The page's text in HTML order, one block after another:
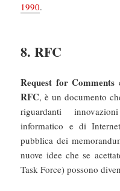
1990.
8. RFC
Request for Comments
RFC, è un documento
riguardanti
informatico e di
pubblica dei
nuove idee che se
Task Force) possono